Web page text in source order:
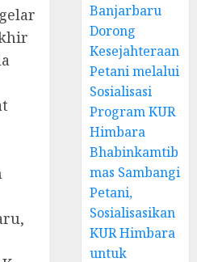
Banjarbaru
Dorong
Kesejahteraan
Petani melalui
Sosialisasi
Program KUR
Himbara
Bhabinkamtib
mas Sambangi
Petani,
Sosialisasikan
KUR Himbara
untuk